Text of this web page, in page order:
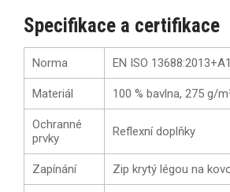
Specifikace a certifikace
Norma EN ISO
Materiál 100 % bavlna, 275 g/
Ochranné
prvky
Reflexní doplňky
Zapínání Zip krytý légou na